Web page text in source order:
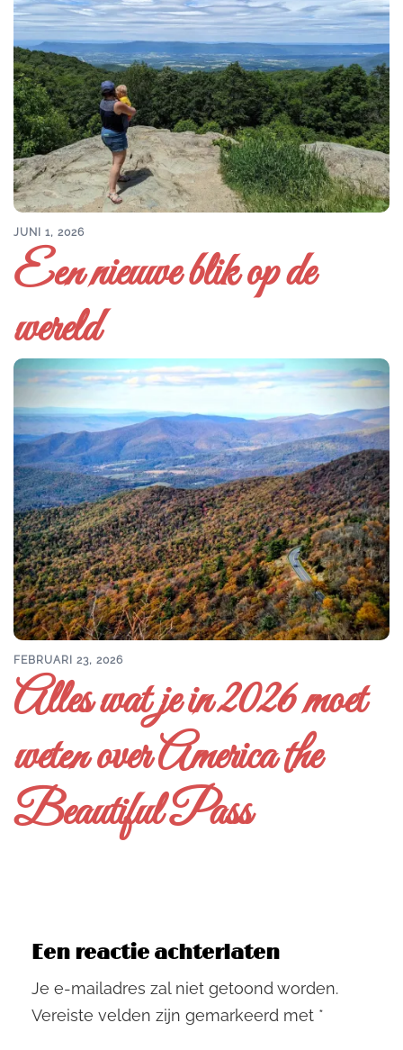
JUNI 1, 2026
Een nieuwe blik op de
wereld
FEBRUARI 23, 2026
Alles wat je in 2026 moet
weten over America the
Beautiful Pass
Een reactie achterlaten
Je e-mailadres zal niet getoond worden.
Vereiste velden zijn gemarkeerd met *